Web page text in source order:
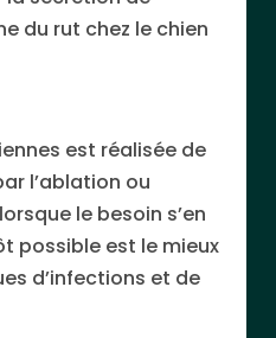
du rut chez le chien
est réalisée de
l’ablation ou
le besoin s’en
possible est le mieux
d’infections et de